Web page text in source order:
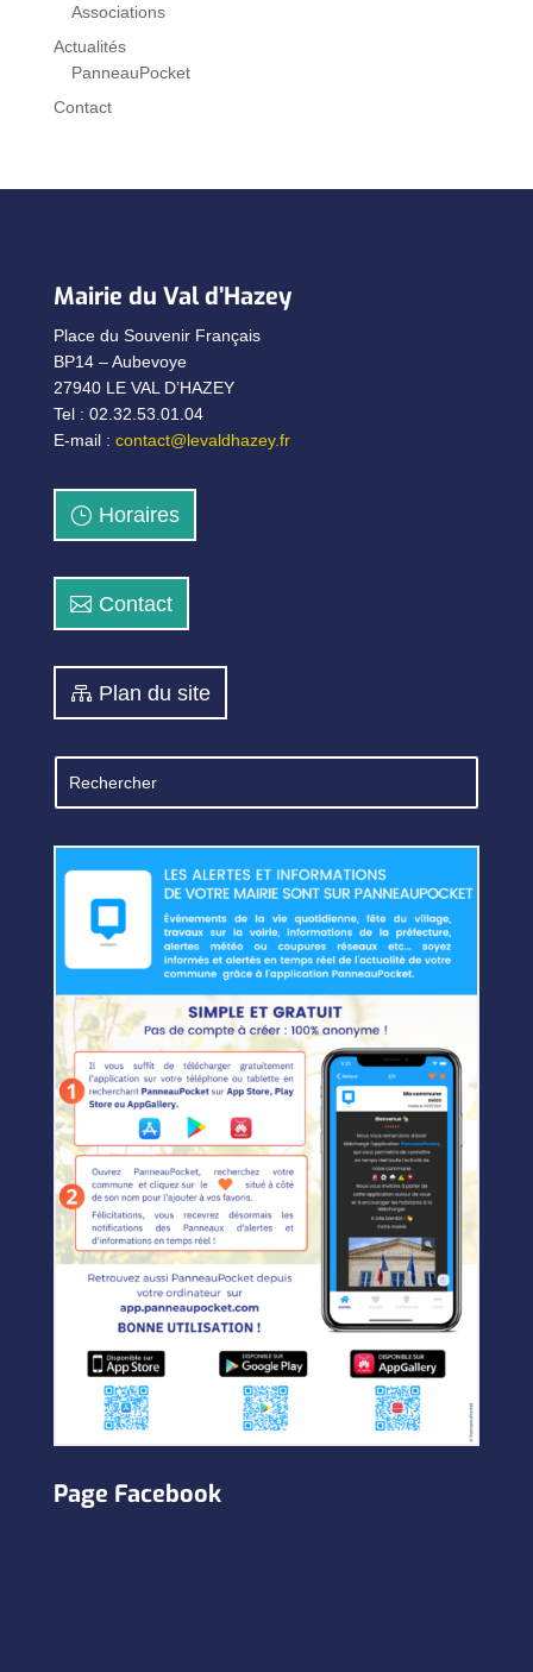
Associations
Actualités
PanneauPocket
Contact
Mairie du Val d’Hazey
Place du Souvenir Français
BP14 – Aubevoye
27940 LE VAL D’HAZEY
Tel : 02.32.53.01.04
E-mail : contact@levaldhazey.fr
Horaires
Contact
Plan du site
Page Facebook